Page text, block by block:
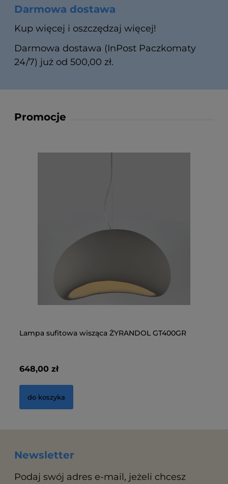
Darmowa dostawa
Kup więcej i oszczędzaj więcej!
Darmowa dostawa (InPost Paczkomaty
24/7) już od 500,00 zł.
Promocje
Lampa sufitowa wisząca ŻYRANDOL GT400GR
648,00 zł
do koszyka
Newsletter
Podaj swój adres e-mail, jeżeli chcesz